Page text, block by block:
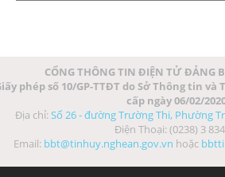
CỔNG THÔNG TIN ĐIỆN TỬ ĐẢNG
phép số 10/GP-TTĐT do Sở Thông tin
cấp ngày 06/02/
Địa chỉ: Số 26 - đường Trường Thi, Phường
Điện Thoại: (0238) 3
Email: bbt@tinhuy.nghean.gov.vn hoặc